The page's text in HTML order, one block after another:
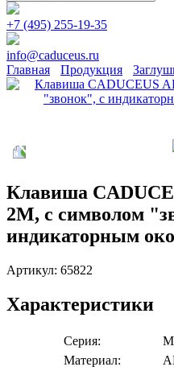
+7 (495) 255-19-35
info@caduceus.ru
Главная
Продукция
Клавиша
2М, с символом
индикаторным
Артикул: 65822
Характеристики
Серия:
Материал: